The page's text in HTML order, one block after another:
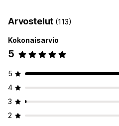
Arvostelut (113)
Kokonaisarvio
5
5
4
3
2